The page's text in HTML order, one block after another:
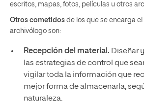
escritos, mapas, fotos, películas u otros
Otros cometidos de los que se encarga
archivólogo son:
Recepción del material. Diseñar
las estrategias de control que
vigilar toda la información que
mejor forma de almacenarla,
naturaleza.